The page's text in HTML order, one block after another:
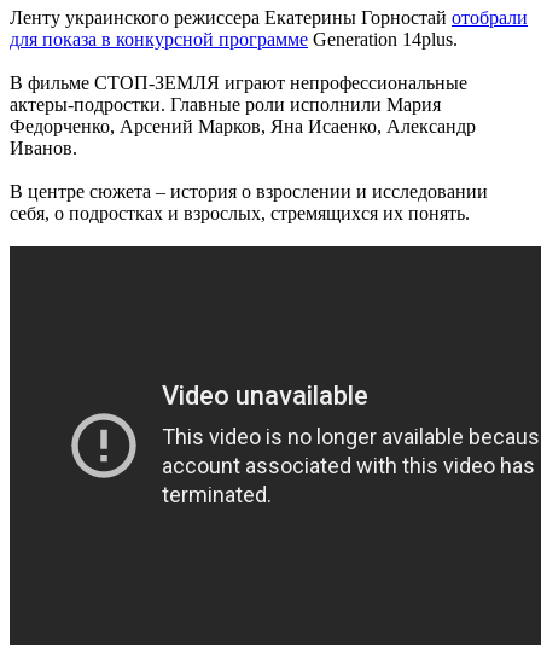
Ленту украинского режиссера Екатерины Горностай отобрали
для показа в конкурсной программе Generation 14plus.
В фильме СТОП-ЗЕМЛЯ играют непрофессиональные
актеры-подростки. Главные роли исполнили Мария
Федорченко, Арсений Марков, Яна Исаенко, Александр
Иванов.
В центре сюжета – история о взрослении и исследовании
себя, о подростках и взрослых, стремящихся их понять.